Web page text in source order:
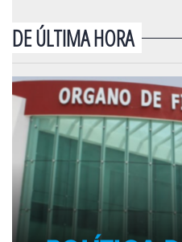
DE ÚLTIMA HORA